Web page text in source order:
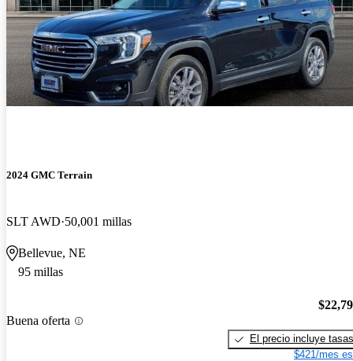
2024 GMC Terrain
SLT AWD 50,001 millas
Bellevue, NE
95 millas
Buena oferta
El precio incluye tasas
$421/mes